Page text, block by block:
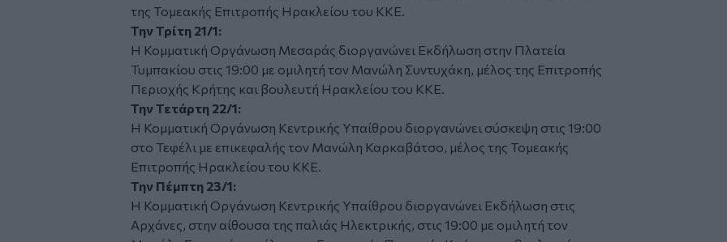
της Τομεακής Επιτροπής Ηρακλείου του ΚΚΕ.
Την Τρίτη 21/1:
Η Κομματική Οργάνωση Μεσαράς διοργανώνει Εκδήλωση στην Πλατεία
Τυμπακίου στις 19:00 με ομιλητή τον Μανώλη Συντυχάκη, μέλος της Επιτροπής
Περιοχής Κρήτης και βουλευτή Ηρακλείου του ΚΚΕ.
Την Τετάρτη 22/1:
Η Κομματική Οργάνωση Κεντρικής Υπαίθρου διοργανώνει σύσκεψη στις 19:00
στο Τεφέλι με επικεφαλής τον Μανώλη Καρκαβάτσο, μέλος της Τομεακής
Επιτροπής Ηρακλείου του ΚΚΕ.
Την Πέμπτη 23/1:
Η Κομματική Οργάνωση Κεντρικής Υπαίθρου διοργανώνει Εκδήλωση στις
Αρχάνες, στην αίθουσα της παλιάς Ηλεκτρικής, στις 19:00 με ομιλητή τον